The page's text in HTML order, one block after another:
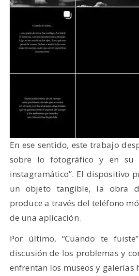
En ese sentido, este trabajo
sobre lo fotográfico y en su
instagramático”. El dispositivo
un objeto tangible, la obra
produce a través del teléfono
de una aplicación.
Por último, “Cuando te
discusión de los problemas y
enfrentan los museos y galerías